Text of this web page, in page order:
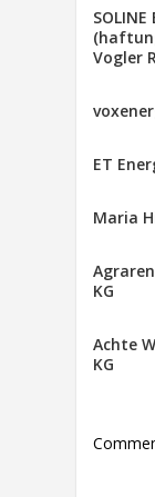
Vogler
ET
Maria
KG
Achte
KG